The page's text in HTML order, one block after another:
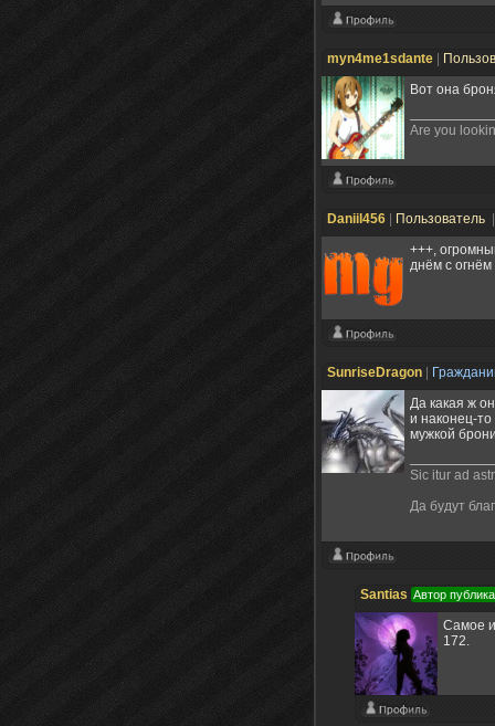
myn4me1sdante
Вот она
Are you
Daniil456 Пользователь
+++,
днём с огнём
SunriseDragon
Да какая ж
и наконец-
мужкой
Sic itur ad
Да будут
Santias Автор
Самое
172.